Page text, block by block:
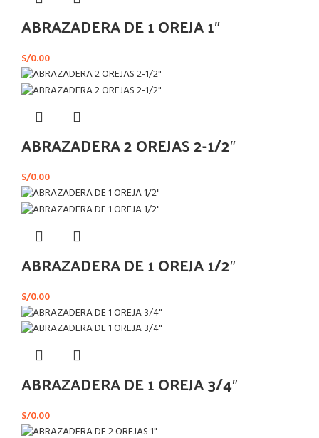
ABRAZADERA DE 1 OREJA 1″
S/0.00
ABRAZADERA 2 OREJAS 2-1/2″
S/0.00
ABRAZADERA DE 1 OREJA 1/2″
S/0.00
ABRAZADERA DE 1 OREJA 3/4″
S/0.00